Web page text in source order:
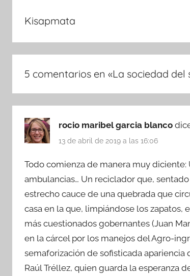
Kisapmata
5 comentarios en «La sociedad del
rocio maribel garcia blanco
13 de abril de 2019 a las 16:06
Todo comienza de manera muy
ambulancias… Un reciclador que,
estrecho cauce de una quebrada que
casa en la que, limpiándose los
más cuestionados gobernantes (Juan
en la cárcel por los manejos del Agro-
semaforización de sofisticada
Raúl Tréllez, quien guarda la esperanza